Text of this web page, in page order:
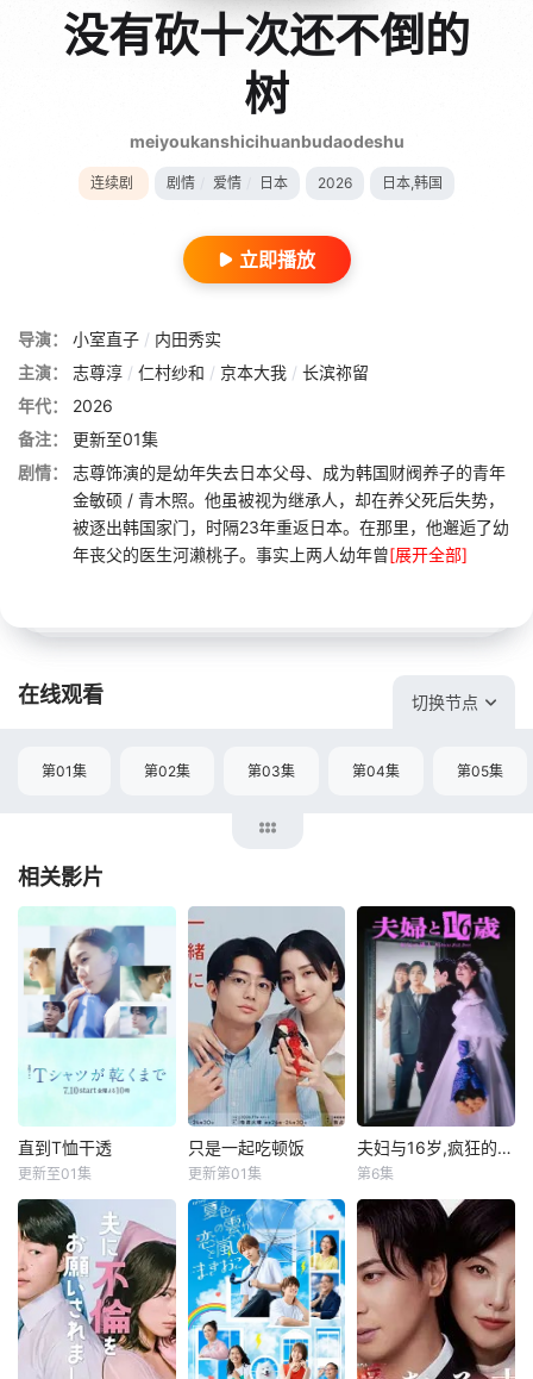
没有砍十次还不倒的
树
meiyoukanshicihuanbudaodeshu
连续剧 剧情 爱情 日本 2026 日本,韩国
立即播放
导演： 小室直子 / 内田秀实
主演：
志尊淳 / 仁村纱和 / 京本大我 / 长滨祢留
年代：
2026
备注：
更新至01集
剧情：
志尊饰演的是幼年失去日本父母、成为韩国财阀养子的青年
金敏硕 / 青木照。他虽被视为继承人，却在养父死后失势，
被逐出韩国家门，时隔23年重返日本。在那里，他邂逅了幼
年丧父的医生河濑桃子。事实上两人幼年曾[展开全部]
在线观看 切换节点
第01集 第02集 第03集 第04集 第05集
相关影片
直到T恤干透
高桥文哉
40岁的杂志编辑咲
子（苍井优 饰）原
本深信自己拥有美
满的婚姻，但在卷
入一场事故后，她
意外发现丈夫在每
直到T恤干透
更新至01集
只是一起吃顿饭
&nbsp;&nbsp;&nb
sp;&nbsp;&nbsp;&
nbsp;&nbsp;&nbs
p;本剧改编自大町
テラス同名漫画，
描绘了过着不满足
日常生活的已婚男
只是一起吃顿饭
更新第01集
夫妇与16岁,疯狂的邻居
冈田结实
改编自ぱんぷきん
同名原作，故事以
在小公寓里过着新
婚生活的公司职
员・野村纮为中心
展开。在与妻子冴
夫妇与16岁,疯狂的邻居
第6集